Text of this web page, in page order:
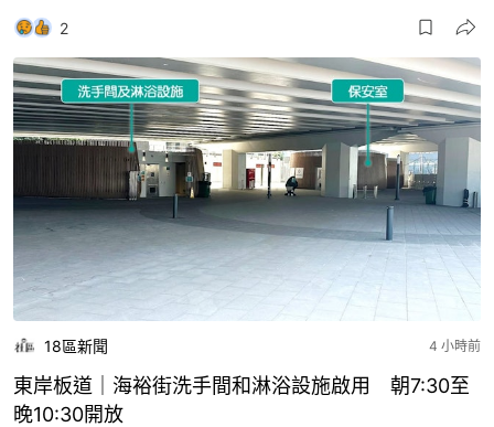
2
18區新聞 4 小時前
東岸板道｜海裕街洗手間和淋浴設施啟用 朝7:30至
晚10:30開放